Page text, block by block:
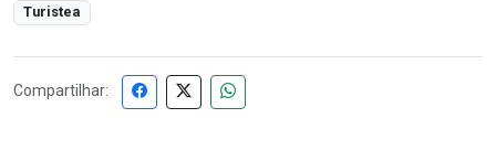
Turistea
Compartilhar: